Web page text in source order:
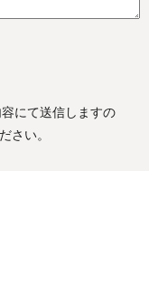
にて送信しますの
さい。